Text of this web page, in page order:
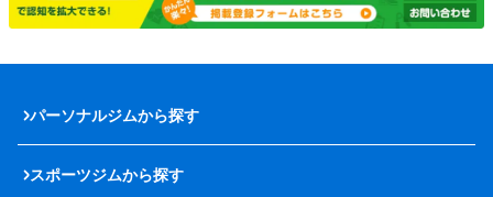
パーソナルジムから探す
スポーツジムから探す